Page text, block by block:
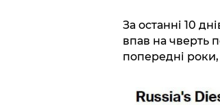
За останні 10
впав на чверть
попередні роки,